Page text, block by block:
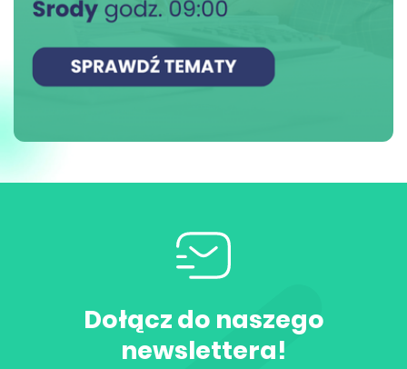
Dołącz do naszego
newslettera!